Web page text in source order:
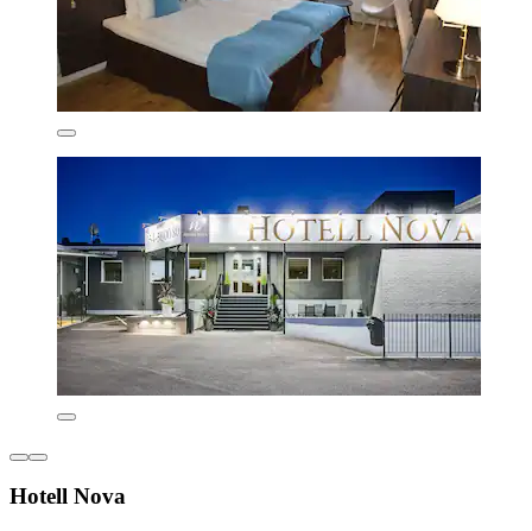
Hotell Nova